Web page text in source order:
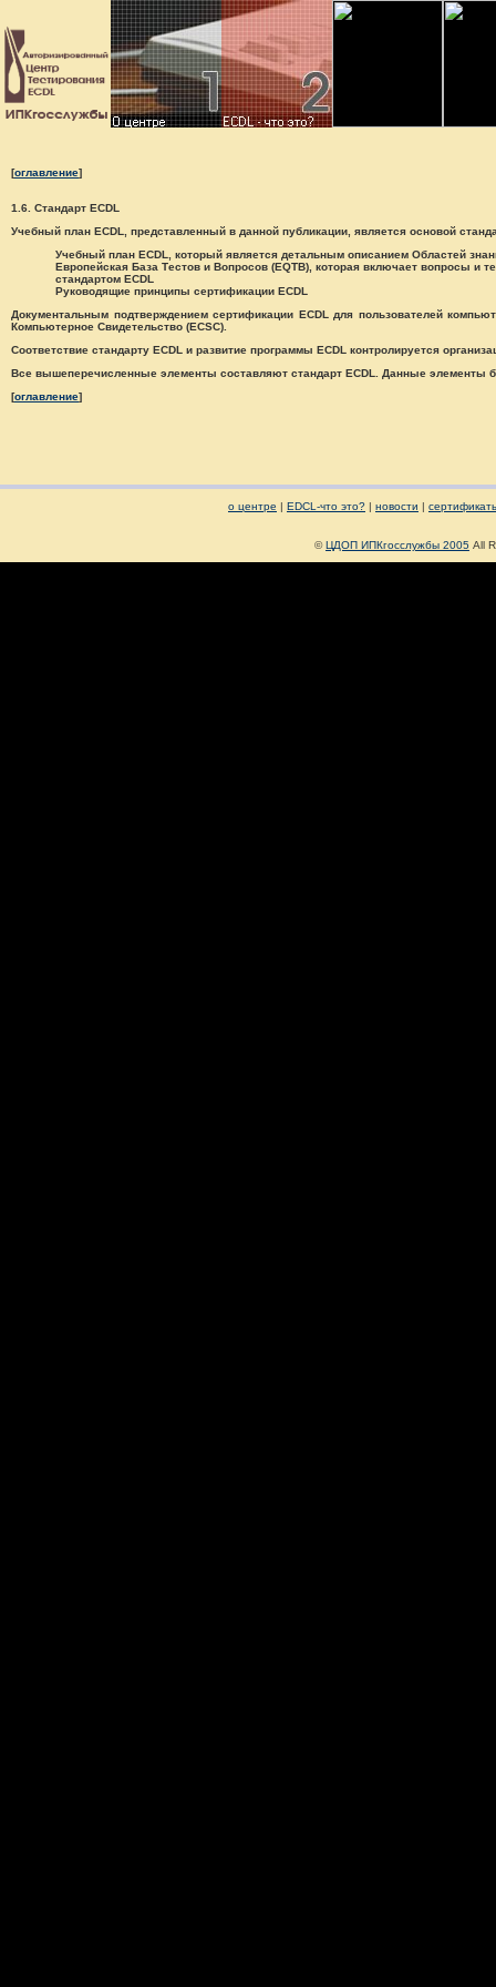
[оглавление]
1.6. Стандарт ECDL
Учебный план ECDL, представленный в данной публикации, является основой
Учебный план ECDL, который является детальным описанием Областей
Европейская База Тестов и Вопросов (EQTB), которая включает вопросы и
стандартом ECDL
Руководящие принципы сертификации ECDL
Документальным подтверждением сертификации ECDL для пользователей
Компьютерное Свидетельство (ECSC).
Соответствие стандарту ECDL и развитие программы ECDL контролируется
Все вышеперечисленные элементы составляют стандарт ECDL. Данные элементы
[оглавление]
о центре | EDCL-что это? | новости |
©ЦДОП ИПКгосслужбы 2005 All